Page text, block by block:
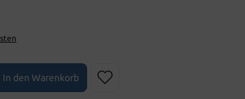
Wert ein oder benutze die
In den Warenkorb